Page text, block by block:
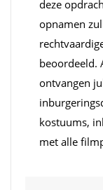
deze
opnamen
beoordeeld.
ontvangen
kostuums,
met alle